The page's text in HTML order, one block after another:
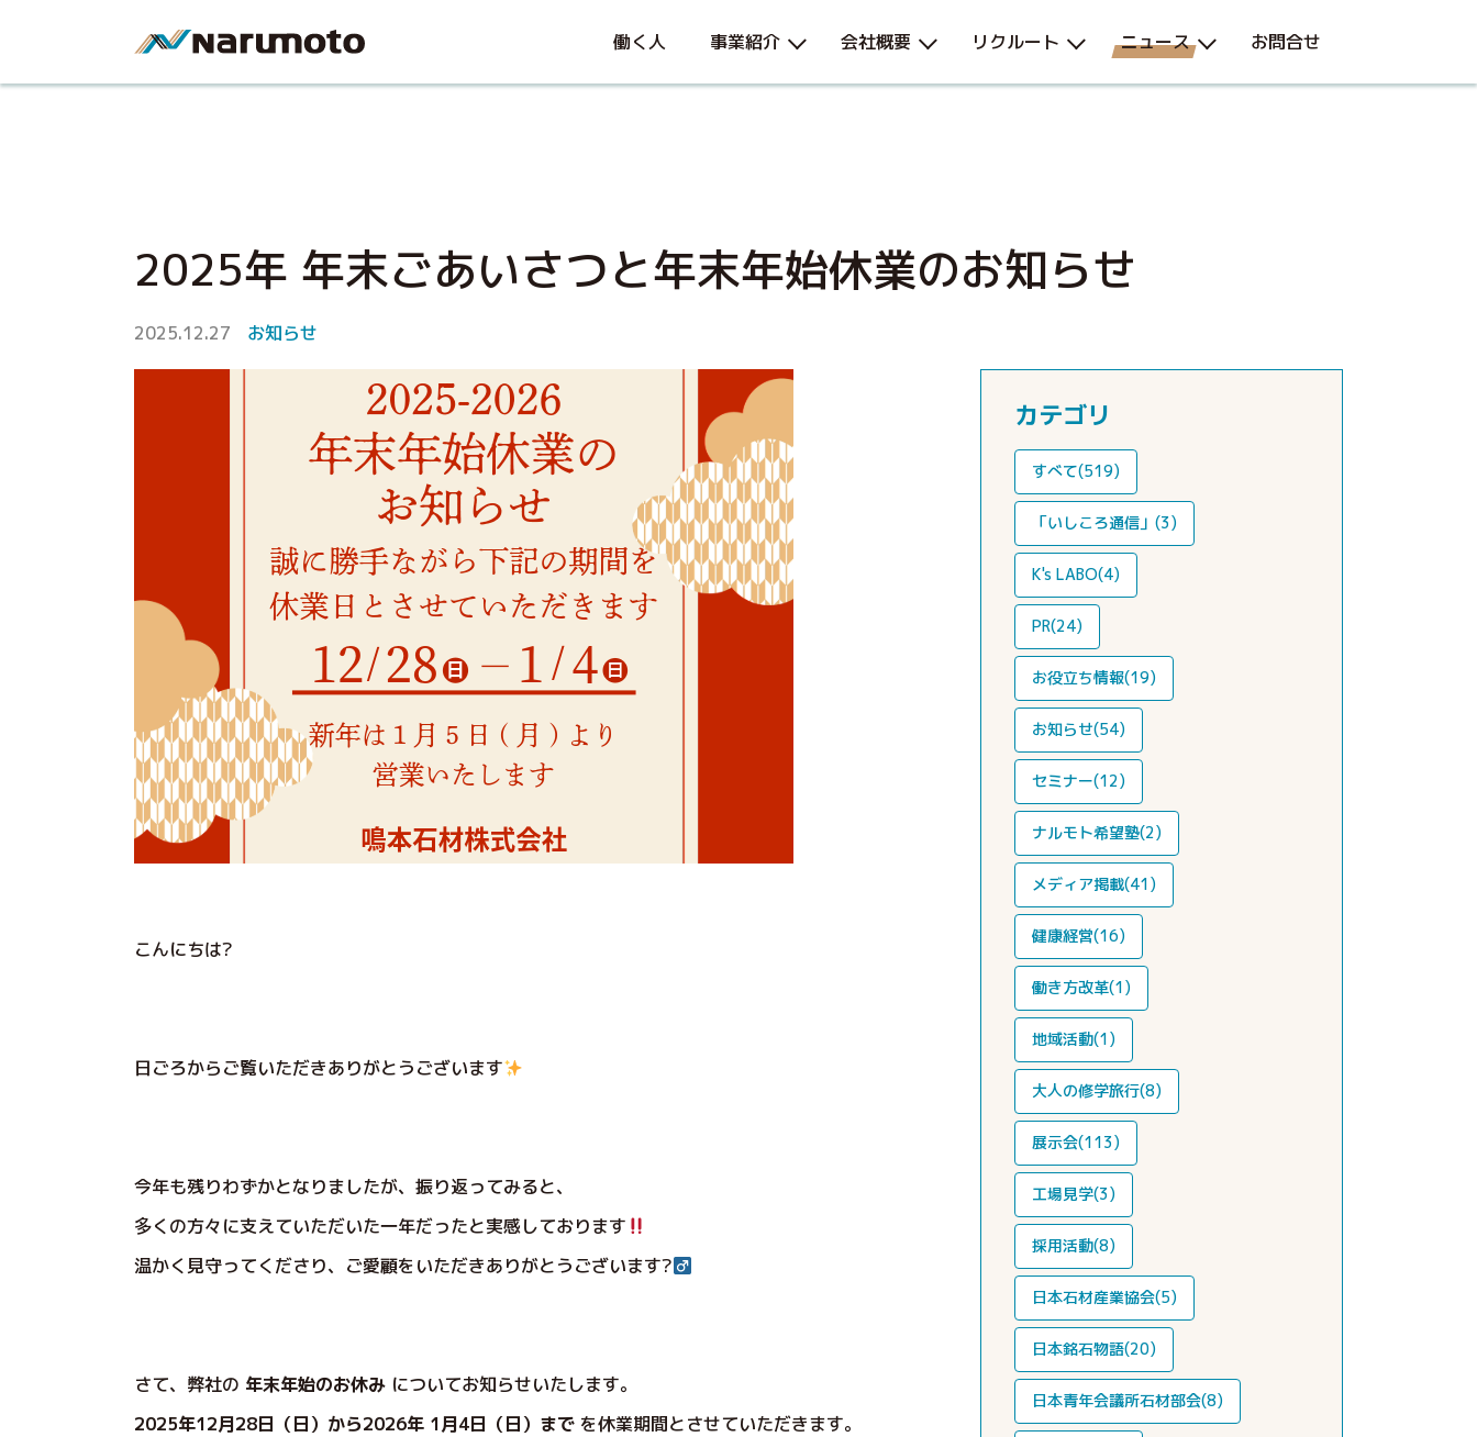
働く人 事業紹介 会社概要 リクルート ニュース お問合せ
2025年 年末ごあいさつと年末年始休業のお知らせ
2025.12.27 お知らせ
こんにちは?
日ごろからご覧いただきありがとうございます
今年も残りわずかとなりましたが、振り返ってみると、
多くの方々に支えていただいた一年だったと実感しております
温かく見守ってくださり、ご愛顧をいただきありがとうございます?‍
さて、弊社の 年末年始のお休み についてお知らせいたします。
2025年12月28日（日）から2026年 1月4日（日）まで を休業期間とさせていただきます。
カテゴリ
すべて(519)
「いしころ通信」(3)
K's LABO(4)
PR(24)
お役立ち情報(19)
お知らせ(54)
セミナー(12)
ナルモト希望塾(2)
メディア掲載(41)
健康経営(16)
働き方改革(1)
地域活動(1)
大人の修学旅行(8)
展示会(113)
工場見学(3)
採用活動(8)
日本石材産業協会(5)
日本銘石物語(20)
日本青年会議所石材部会(8)